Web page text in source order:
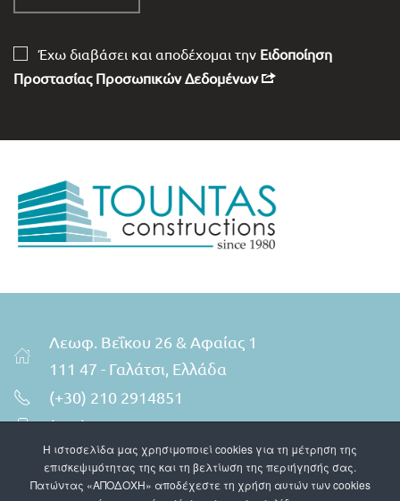
Έχω διαβάσει και αποδέχομαι την Ειδοποίηση
Προστασίας Προσωπικών Δεδομένων
Λεωφ. Βεΐκου 26 & Αφαίας 1
111 47 - Γαλάτσι, Ελλάδα
(+30) 210 2914851
(+30) 6941606660
info@tountasconstructions.gr
Instagram
Η ιστοσελίδα μας χρησιμοποιεί cookies για τη μέτρηση της
επισκεψιμότητας της και τη βελτίωση της περιήγησής σας.
Πατώντας «ΑΠΟΔΟΧΗ» αποδέχεστε τη χρήση αυτών των cookies